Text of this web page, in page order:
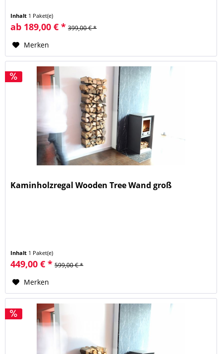
Inhalt 1 Paket(e)
ab 189,00 € * 399,00 € *
Merken
Kaminholzregal Wooden Tree Wand groß
Inhalt 1 Paket(e)
449,00 € * 599,00 € *
Merken